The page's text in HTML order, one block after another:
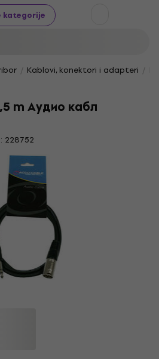
kategorije
Kablovi, konektori i adapteri
m Аудио кабл
228752